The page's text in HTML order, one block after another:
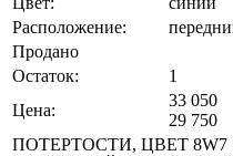
Расположение:
Продано
Остаток:
1
Цена:
33 050
29 750
ПОТЕРТОСТИ, ЦВЕТ